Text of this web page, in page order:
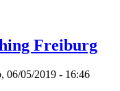
Freiburg
06/05/2019 - 16:46